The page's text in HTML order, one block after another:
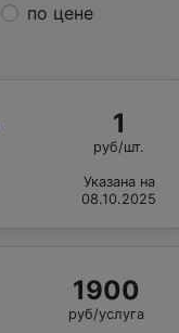
по цене
1
руб/шт.
Указана на
08.10.2025
1900
руб/услуга